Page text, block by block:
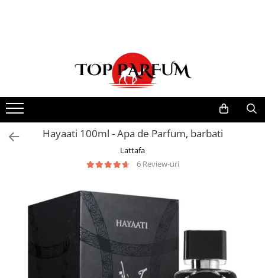
Pachete FEMEI
Pachete BARBATI
Pachete EL si EA
Parfumuri Condimentate
Hayaati 100ml - Apa de Parfum, barbati
Lattafa
6 Review-uri